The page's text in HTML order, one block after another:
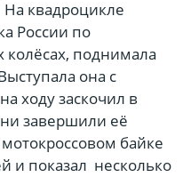
На квадроцикле
России по
колёсах, поднимала
она с
ходу заскочил в
завершили её
байке
и показал несколько